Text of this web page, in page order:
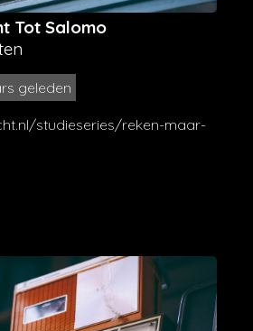
Tot Salomo
geleden
studieseries/reken-maar-